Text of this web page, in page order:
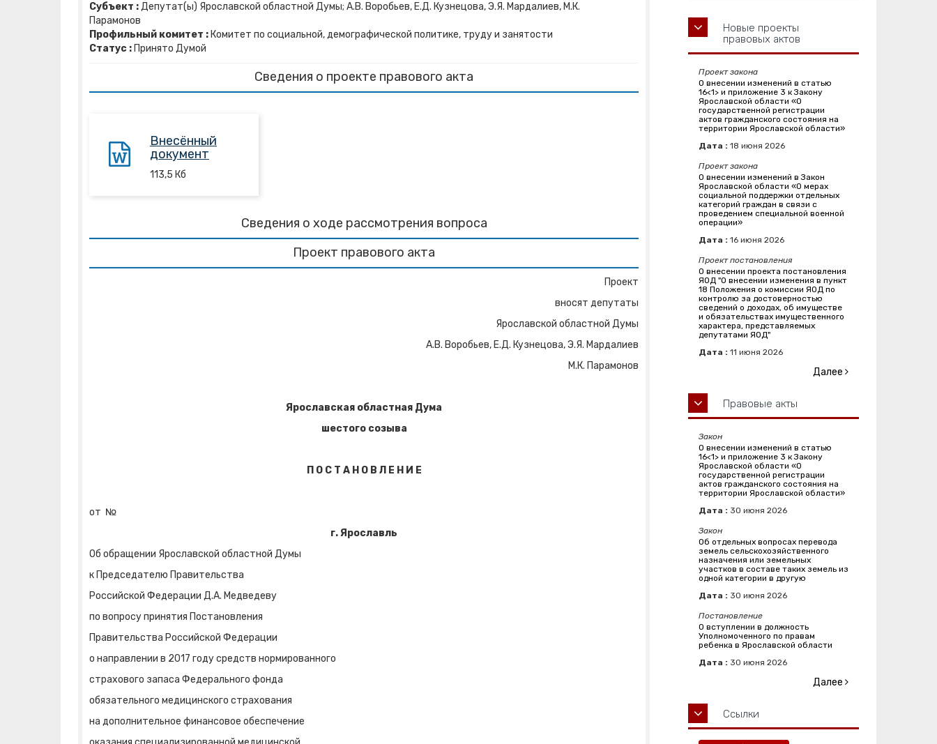
Субъект :Депутат(ы) Ярославской областной Думы; А.В. Воробьев, Е.Д. Кузнецова, Э.Я. Мардалиев, М.К.
Парамонов
Профильный комитет : Комитет по социальной, демографической политике, труду и занятости
Статус : Принято Думой
Сведения о проекте правового акта
Внесённый
документ
113,5 Кб
Сведения о ходе рассмотрения вопроса
Проект правового акта
Проект
вносят депутаты
Ярославской областной Думы
А.В. Воробьев, Е.Д. Кузнецова, Э.Я. Мардалиев
М.К. Парамонов
Ярославская областная Дума
шестого созыва
П О С Т А Н О В Л Е Н И Е
от №
г. Ярославль
Об обращении Ярославской областной Думы
к Председателю Правительства
Российской Федерации Д.А. Медведеву
по вопросу принятия Постановления
Правительства Российской Федерации
о направлении в 2017 году средств нормированного
страхового запаса Федерального фонда
обязательного медицинского страхования
на дополнительное финансовое обеспечение
Новые проекты
правовых актов
Проект закона
О внесении изменений в статью
16<1> и приложение 3 к Закону
Ярославской области «О
государственной регистрации
актов гражданского состояния на
территории Ярославской области»
Дата : 18 июня 2026
Проект закона
О внесении изменений в Закон
Ярославской области «О мерах
социальной поддержки отдельных
категорий граждан в связи с
проведением специальной военной
операции»
Дата : 16 июня 2026
Проект постановления
О внесении проекта постановления
ЯОД "О внесении изменения в пункт
18 Положения о комиссии ЯОД по
контролю за достоверностью
сведений о доходах, об имуществе
и обязательствах имущественного
характера, представляемых
депутатами ЯОД"
Дата : 11 июня 2026
Далее
Правовые акты
Закон
О внесении изменений в статью
16<1> и приложение 3 к Закону
Ярославской области «О
государственной регистрации
актов гражданского состояния на
территории Ярославской области»
Дата : 30 июня 2026
Закон
Об отдельных вопросах перевода
земель сельскохозяйственного
назначения или земельных
участков в составе таких земель из
одной категории в другую
Дата : 30 июня 2026
Постановление
О вступлении в должность
Уполномоченного по правам
ребенка в Ярославской области
Дата : 30 июня 2026
Далее
Ссылки